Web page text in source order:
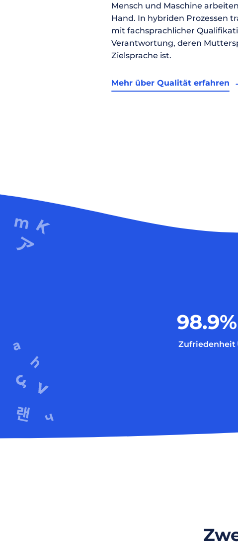
Mensch und Maschine
Hand. In hybriden Prozessen
mit fachsprachlicher
Verantwortung, deren
Zielsprache ist.
Mehr über Qualität erfahren
98.9%
Zufriedenheit